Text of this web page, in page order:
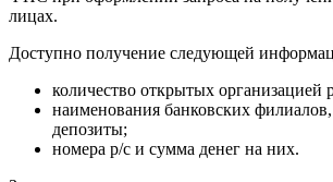
Если выносится положительное решение,
исполнительный лист.
Важно! Документ заверяется нотариально
порядке. Затем бумага предоставляется в
ФНС при оформлении запроса на
лицах.